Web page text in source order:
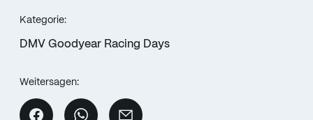
Kategorie:
DMV Goodyear Racing Days
Weitersagen: